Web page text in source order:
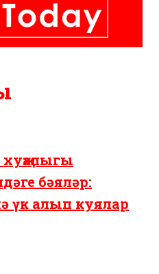
бәяләр:
үк алып куялар